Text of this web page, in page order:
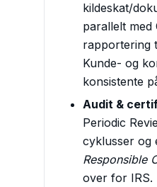
kildeskat/
parallelt med
rapportering
Kunde- og
konsistente
Audit &
Periodic
cyklusser og
Responsible
over for IRS.